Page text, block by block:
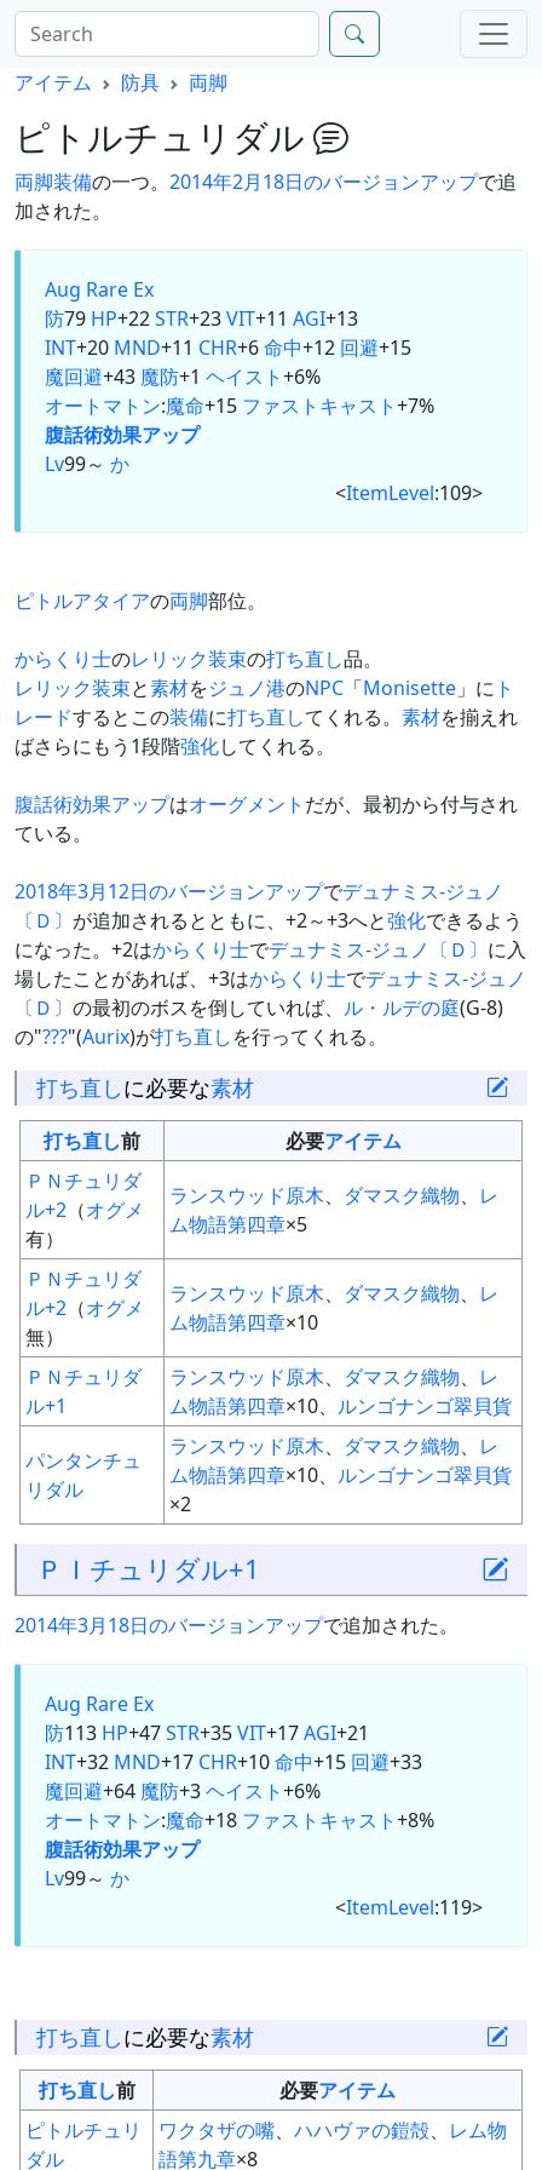
アイテム 防具 両脚
ピトルチュリダル
両脚装備の一つ。 2014年2月18日のバージョンアップで追
加された。
Aug Rare Ex
防79 HP+22STR+23VIT+11 AGI+13
INT+20 MND+11 CHR+6命中+12 回避+15
魔回避+43 魔防+1 ヘイスト+6%
オートマトン:魔命+15 ファストキャスト+7%
腹話術効果アップ
Lv99～ か
<ItemLevel:109>
ピトルアタイアの両脚部位。
からくり士のレリック装束の打ち直し品。
レリック装束と素材をジュノ港のNPC 「Monisette 」に ト
レードするとこの装備に打ち直してくれる。 素材を揃えれ
ばさらにもう1段階強化してくれる。
腹話術効果アップはオーグメント だが、最初から付与され
ている。
2018年3月12日のバージョンアップでデュナミス-ジュノ
〔Ｄ〕 が追加されるとともに、+2～+3へと強化できるよう
になった。+2はからくり士でデュナミス-ジュノ〔Ｄ〕 に入
場したことがあれば、+3はからくり士でデュナミス-ジュノ
〔Ｄ〕 の最初のボスを倒していれば、 ル・ルデの庭(G-8)
の"???"(Aurix)が打ち直しを行ってくれる。
打ち直しに必要な素材
打ち直し前 必要アイテム
ＰＮチュリダ
ル+2 （オグメ
有）
ランスウッド原木、 ダマスク織物、 レ
ム物語第四章×5
ＰＮチュリダ
ル+2 （オグメ
無）
ランスウッド原木、 ダマスク織物、 レ
ム物語第四章×10
ＰＮチュリダ
ル+1
ランスウッド原木、 ダマスク織物、 レ
ム物語第四章×10、 ルンゴナンゴ翠貝貨
パンタンチュ
リダル
ランスウッド原木、 ダマスク織物、 レ
ム物語第四章×10、 ルンゴナンゴ翠貝貨
×2
ＰＩチュリダル+1
2014年3月18日のバージョンアップで追加された。
Aug Rare Ex
防113 HP+47STR+35VIT+17AGI+21
INT+32 MND+17 CHR+10命中+15 回避+33
魔回避+64 魔防+3ヘイスト+6%
オートマトン:魔命+18 ファストキャスト+8%
腹話術効果アップ
Lv99～ か
<ItemLevel:119>
打ち直しに必要な素材
打ち直し前 必要アイテム
ピトルチュリ
ダル
ワクタザの嘴、 ハハヴァの鎧殻、 レム物
語第九章×8